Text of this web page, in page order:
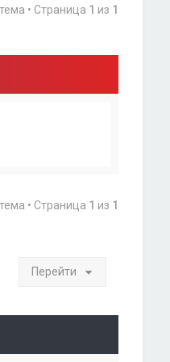
• Страница 1 из 1
• Страница 1 из 1
Перейти